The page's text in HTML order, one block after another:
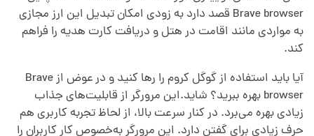
ر
و
ر
Brave browser قصد دارد به‌ زودی امکان تبدیل این ارز مجازی
به مواردی مانند اقامت در هتل و دریافت کارت هدیه را فراهم
کند.
آیا باید استفاده از گوگل کروم را رها کنید و در عوض از Brave
browser بهره ببرید؟ شاید.این مرورگر از قابلیت‌های جذاب
زیادی بهره می‌برد. در کنار سرعت بالا، از لحاظ تجربه کاربری هم
حرف زیادی برای گفتن دارد. این مرورگر به‌خصوص کار کاربران را